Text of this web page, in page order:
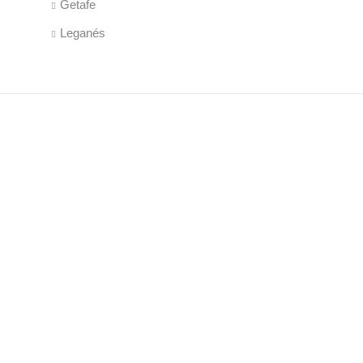
Getafe
Leganés